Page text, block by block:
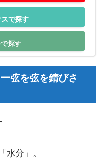
で探す
探す
弦を弦を錆びさ
水分」。